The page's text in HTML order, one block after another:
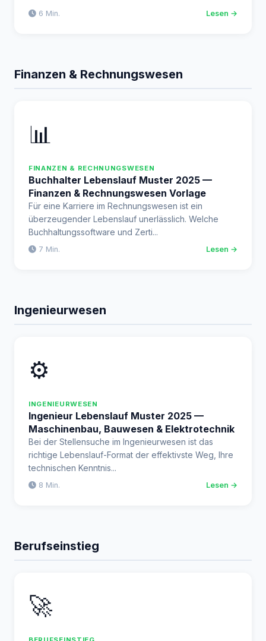
6 Min. Lesen →
Finanzen & Rechnungswesen
📊
FINANZEN & RECHNUNGSWESEN
Buchhalter Lebenslauf Muster 2025 —
Finanzen & Rechnungswesen Vorlage
Für eine Karriere im Rechnungswesen ist ein
überzeugender Lebenslauf unerlässlich. Welche
Buchhaltungssoftware und Zerti...
7 Min. Lesen →
Ingenieurwesen
⚙️
INGENIEURWESEN
Ingenieur Lebenslauf Muster 2025 —
Maschinenbau, Bauwesen & Elektrotechnik
Bei der Stellensuche im Ingenieurwesen ist das
richtige Lebenslauf-Format der effektivste Weg, Ihre
technischen Kenntnis...
8 Min. Lesen →
Berufseinstieg
🚀